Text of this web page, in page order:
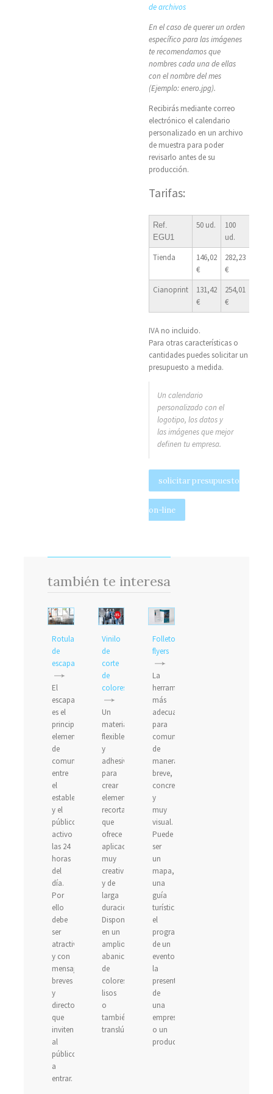
de archivos
En el caso de querer un orden
específico para las imágenes
te recomendamos que
nombres cada una de ellas
con el nombre del mes
(Ejemplo: enero.jpg).
Recibirás mediante correo
electrónico el calendario
personalizado en un archivo
de muestra para poder
revisarlo antes de su
producción.
Tarifas:
Ref.
EGU1
50 ud.
100
ud.
Tienda
146,02
€
282,23
€
Cianoprint
131,42
€
254,01
€
IVA no incluido.
Para otras características o
cantidades puedes solicitar un
presupuesto a medida.
Un calendario
personalizado con el
logotipo, los datos y
las imágenes que mejor
definen tu empresa.
solicitar presupuesto
on-line
también te interesa
Rotulación
de
escaparates
El
escaparate
es el
principal
elemento
de
comunicación
entre
el
establecimiento
y el
público,
activo
las 24
horas
del
día.
Por
ello
debe
ser
atractivo
y con
mensajes
breves
y
directos
que
inviten
al
público
a
entrar.
Vinilo
de
corte
de
colores
Un
material
flexible
y
adhesivo
para
crear
elementos
recortados
que
ofrece
aplicaciones
muy
creativas
y de
larga
duración.
Disponible
en un
amplio
abanico
de
colores
lisos
o
también
translúcidos.
Folletos,
flyers
La
herramienta
más
adecuada
para
comunicarse
de
manera
breve,
concreta
y
muy
visual.
Puede
ser
un
mapa,
una
guía
turística,
el
programa
de un
evento,
la
presentación
de
una
empresa
o un
producto...